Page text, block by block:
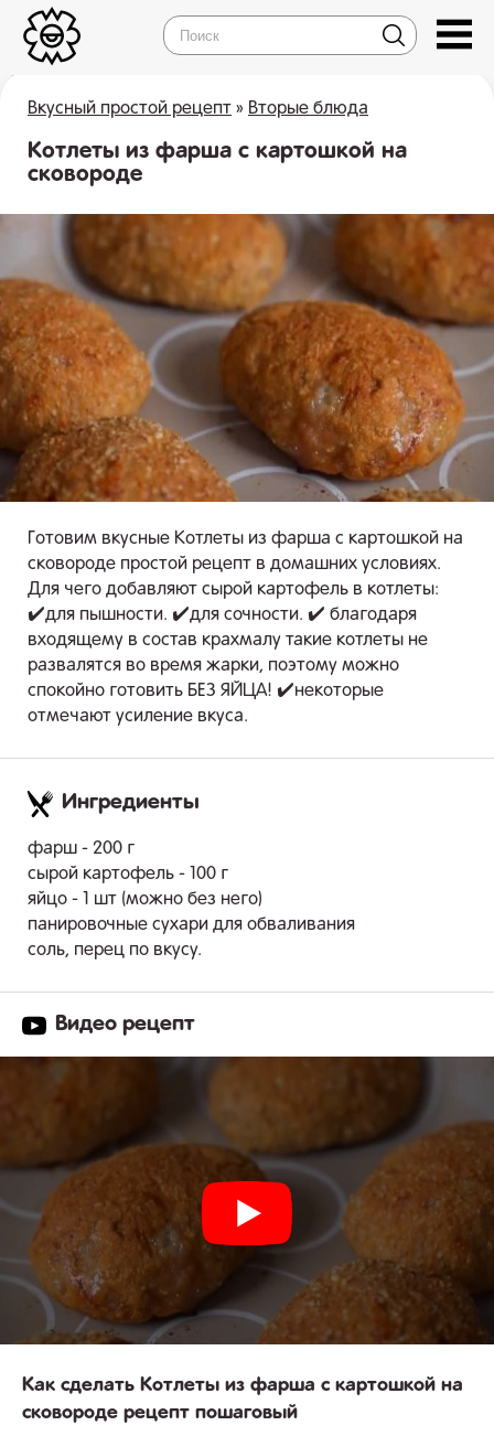
Вкусный простой рецепт » Вторые блюда
Котлеты из фарша с картошкой на
сковороде
Готовим вкусные Котлеты из фарша с картошкой на
сковороде простой рецепт в домашних условиях.
Для чего добавляют сырой картофель в котлеты:
✔️для пышности. ✔️для сочности. ✔️ благодаря
входящему в состав крахмалу такие котлеты не
развалятся во время жарки, поэтому можно
спокойно готовить БЕЗ ЯЙЦА! ✔️некоторые
отмечают усиление вкуса.
Ингредиенты
фарш - 200 г
сырой картофель - 100 г
яйцо - 1 шт (можно без него)
панировочные сухари для обваливания
соль, перец по вкусу.
Видео рецепт
Как сделать Котлеты из фарша с картошкой на
сковороде рецепт пошаговый